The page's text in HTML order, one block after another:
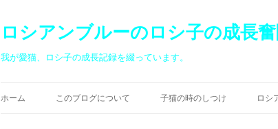
ロシアンブルーのロシ子の成長
我が愛猫、ロシ子の成長記録を綴っています。
ホーム このブログについて 子猫の時のしつけ ロシ